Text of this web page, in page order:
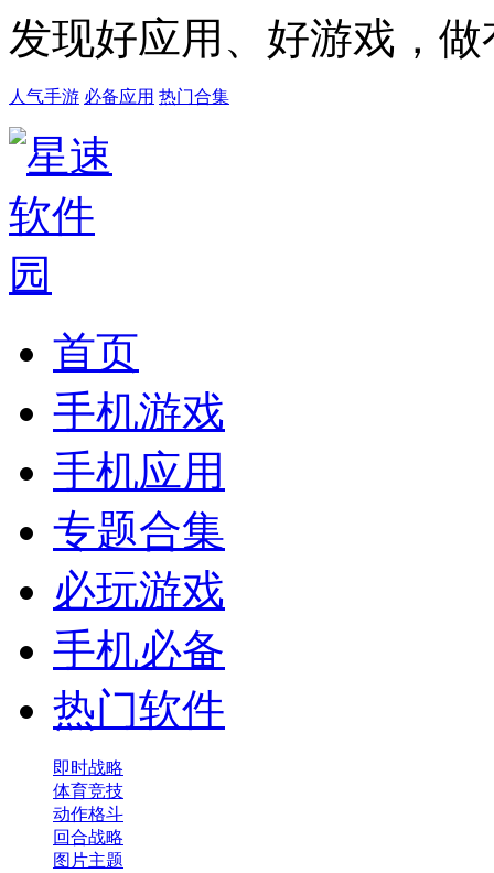
发现好应用、好游戏，
人气手游 必备应用 热门合集
首页
手机游戏
手机应用
专题合集
必玩游戏
手机必备
热门软件
即时战略
体育竞技
动作格斗
回合战略
图片主题